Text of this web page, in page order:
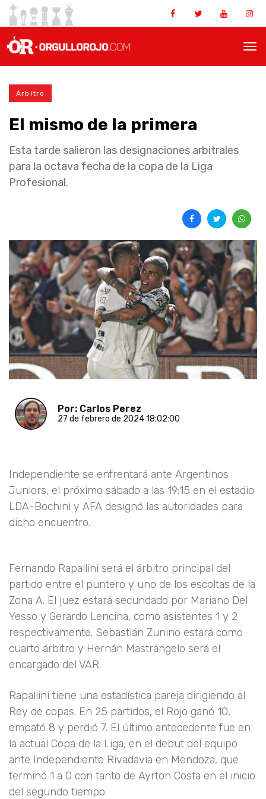
Árbitro
El mismo de la primera
Esta tarde salieron las designaciones arbitrales
para la octava fecha de la copa de la Liga
Profesional.
Por: Carlos Perez
27 de febrero de 2024 18:02:00
Independiente se enfrentará ante Argentinos
Juniors, el próximo sábado a las 19:15 en el estadio
LDA-Bochini y AFA designó las autoridades para
dicho encuentro.
Fernando Rapallini será el árbitro principal del
partido entre el puntero y uno de los escoltas de la
Zona A. El juez estará secundado por Mariano Del
Yesso y Gerardo Lencina, como asistentes 1 y 2
respectivamente. Sebastián Zunino estará como
cuarto árbitro y Hernán Mastrángelo será el
encargado del VAR.
Rapallini tiene una estadística pareja dirigiendo al
Rey de copas. En 25 partidos, el Rojo ganó 10,
empató 8 y perdió 7. El último antecedente fue en
la actual Copa de la Liga, en el debut del equipo
ante Independiente Rivadavia en Mendoza, que
terminó 1 a 0 con tanto de Ayrton Costa en el inicio
del segundo tiempo.